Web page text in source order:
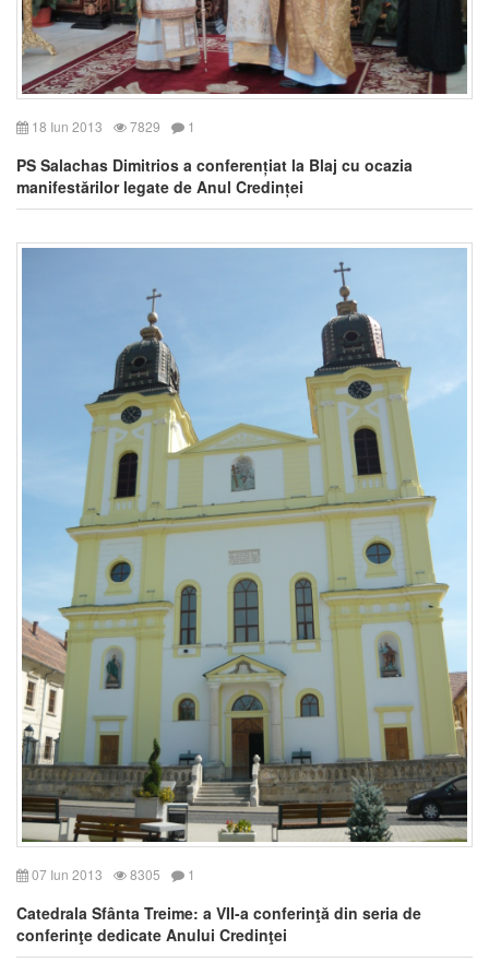
18 Iun 2013 7829 1
PS Salachas Dimitrios a conferențiat la Blaj cu ocazia
manifestărilor legate de Anul Credinței
07 Iun 2013 8305 1
Catedrala Sfânta Treime: a VII-a conferinţă din seria de
conferinţe dedicate Anului Credinţei